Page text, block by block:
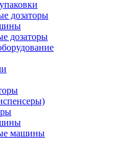
дозаторы
дозаторы
машины